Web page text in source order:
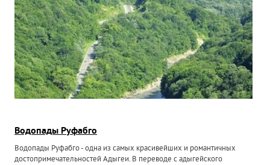
Водопады Руфабго
Водопады Руфабго - одна из самых красивейших и романтичных
достопримечательностей Адыгеи. В переводе с адыгейского